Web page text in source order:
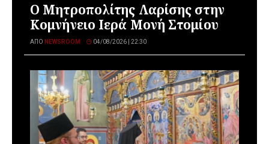
Ο Μητροπολίτης Λαρίσης στην
Κομνήνειο Ιερά Μονή Στομίου
ΑΠΌ NEWSROOM 04/08/2026 | 22:30